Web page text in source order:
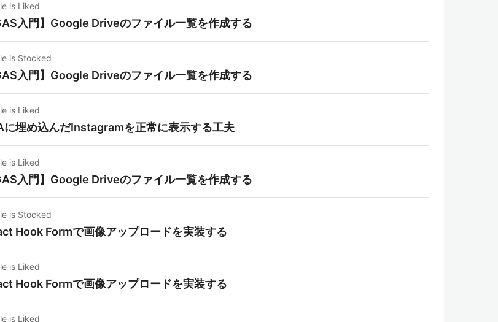
is Liked
入門】Google Driveのファイル一覧を作成する
is Stocked
入門】Google Driveのファイル一覧を作成する
is Liked
に埋め込んだInstagramを正常に表示する工夫
is Liked
入門】Google Driveのファイル一覧を作成する
is Stocked
Hook Formで画像アップロードを実装する
is Liked
Hook Formで画像アップロードを実装する
is Liked